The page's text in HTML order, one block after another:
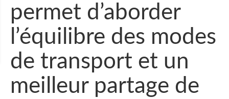
permet d’aborder
l’équilibre des modes
de transport et un
meilleur partage de